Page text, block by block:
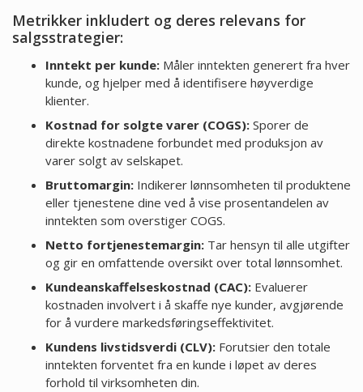
Metrikker inkludert og deres relevans for
salgsstrategier:
Inntekt per kunde:Måler inntekten generert fra hver
kunde, og hjelper med å identifisere høyverdige
klienter.
Kostnad for solgte varer (COGS):Sporer de
direkte kostnadene forbundet med produksjon av
varer solgt av selskapet.
Bruttomargin:Indikerer lønnsomheten til produktene
eller tjenestene dine ved å vise prosentandelen av
inntekten som overstiger COGS.
Netto fortjenestemargin:Tar hensyn til alle utgifter
og gir en omfattende oversikt over total lønnsomhet.
Kundeanskaffelseskostnad (CAC):Evaluerer
kostnaden involvert i å skaffe nye kunder, avgjørende
for å vurdere markedsføringseffektivitet.
Kundens livstidsverdi (CLV):Forutsier den totale
inntekten forventet fra en kunde i løpet av deres
forhold til virksomheten din.